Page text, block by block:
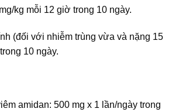
kg mỗi 12 giờ trong 10 ngày.
(đối với nhiễm trùng vừa và nặng 15
10 ngày.
amidan: 500 mg x 1 lần/ngày trong